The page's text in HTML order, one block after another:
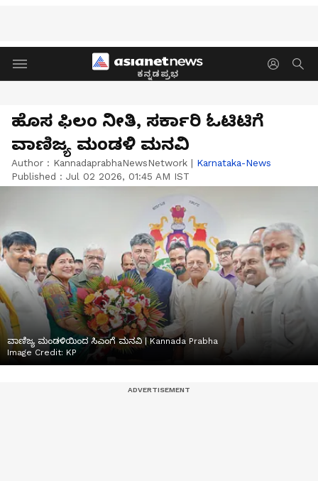
ಕನ್ನಡಪ್ರಭ
ಹೊಸ ಫಿಲಂ ನೀತಿ, ಸರ್ಕಾರಿ ಓಟಿಟಿಗೆ
ವಾಣಿಜ್ಯ ಮಂಡಳಿ ಮನವಿ
Author : KannadaprabhaNewsNetwork | Karnataka-News
Published : Jul 02 2026, 01:45 AM IST
ವಾಣಿಜ್ಯ ಮಂಡಳಿಯಿಂದ ಸಿಎಂಗೆ ಮನವಿ | Kannada Prabha
Image Credit: KP